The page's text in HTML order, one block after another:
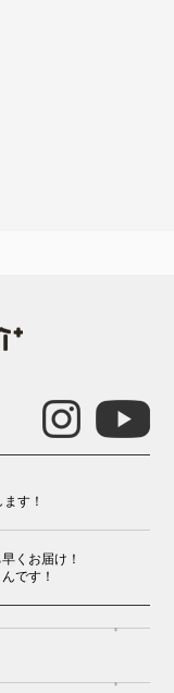
す！
くお届け！
です！